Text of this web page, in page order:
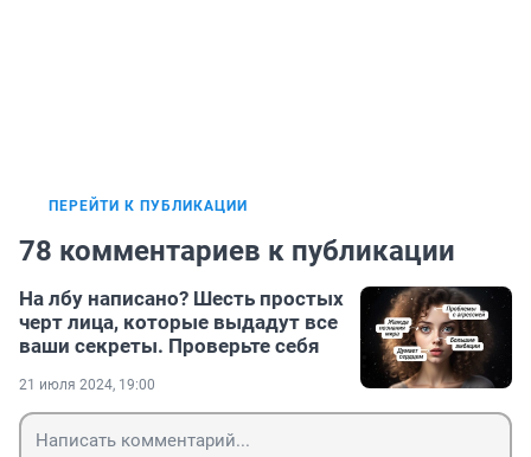
ПЕРЕЙТИ К ПУБЛИКАЦИИ
78 комментариев к публикации
На лбу написано? Шесть простых
черт лица, которые выдадут все
ваши секреты. Проверьте себя
21 июля 2024, 19:00